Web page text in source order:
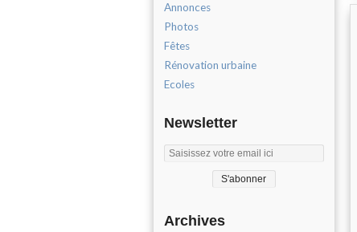
Annonces
Photos
Fêtes
Rénovation urbaine
Ecoles
Newsletter
Archives